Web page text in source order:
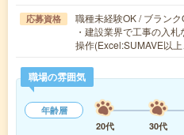
応募資格
職種未経験OK / ブラン
・建設業界で工事の入
操作(Excel:SUMAVE以
職場の雰囲気
年齢層
20代
30代